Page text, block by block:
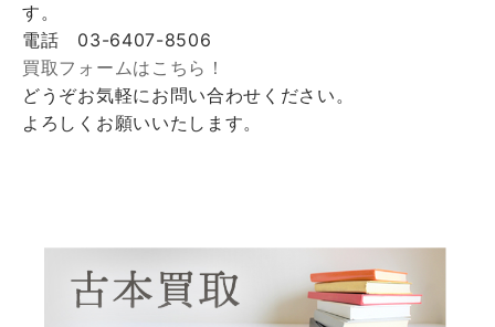
す。
電話 03-6407-8506
買取フォームはこちら！
どうぞお気軽にお問い合わせください。
よろしくお願いいたします。